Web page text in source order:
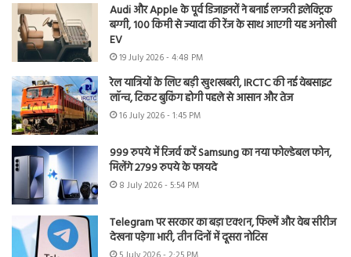
Audi और Apple के पूर्व डिजाइनरों ने बनाई लग्जरी इलेक्ट्रिक
बग्गी, 100 किमी से ज्यादा की रेंज के साथ आएगी यह अनोखी
EV
19 July 2026 - 4:48 PM
रेल यात्रियों के लिए बड़ी खुशखबरी, IRCTC की नई वेबसाइट
लॉन्च, टिकट बुकिंग होगी पहले से आसान और तेज
16 July 2026 - 1:45 PM
999 रुपये में रिजर्व करें Samsung का नया फोल्डेबल फोन,
मिलेंगे 2799 रुपये के फायदे
8 July 2026 - 5:54 PM
Telegram पर सरकार का बड़ा एक्शन, फिल्में और वेब सीरीज
देखना पड़ेगा भारी, तीन दिनों में दूसरा नोटिस